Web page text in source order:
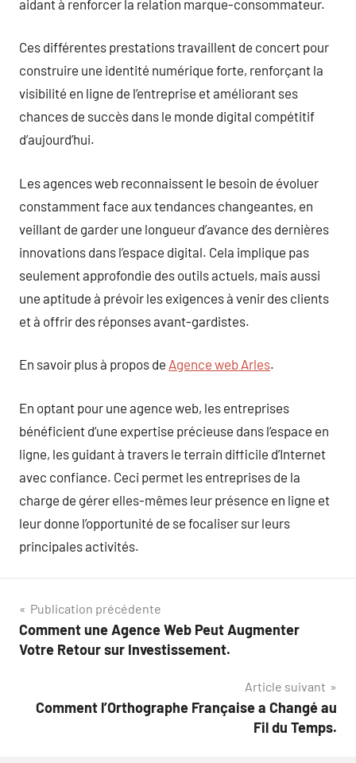
aidant à renforcer la relation marque-consommateur.
Ces différentes prestations travaillent de concert pour
construire une identité numérique forte, renforçant la
visibilité en ligne de l’entreprise et améliorant ses
chances de succès dans le monde digital compétitif
d’aujourd’hui.
Les agences web reconnaissent le besoin de évoluer
constamment face aux tendances changeantes, en
veillant de garder une longueur d’avance des dernières
innovations dans l’espace digital. Cela implique pas
seulement approfondie des outils actuels, mais aussi
une aptitude à prévoir les exigences à venir des clients
et à offrir des réponses avant-gardistes.
En savoir plus à propos de Agence web Arles.
En optant pour une agence web, les entreprises
bénéficient d’une expertise précieuse dans l’espace en
ligne, les guidant à travers le terrain difficile d’Internet
avec confiance. Ceci permet les entreprises de la
charge de gérer elles-mêmes leur présence en ligne et
leur donne l’opportunité de se focaliser sur leurs
principales activités.
Navigation
de
Publication précédente
Comment une Agence Web Peut Augmenter
Votre Retour sur Investissement.
Article suivant
Comment l’Orthographe Française a Changé au
Fil du Temps.